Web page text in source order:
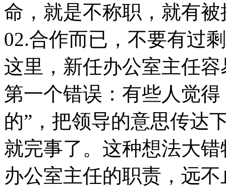
命，就是不称职，就有
02.合作而已，不要有过
这里，新任办公室主任
第一个错误：有些人觉
的”，把领导的意思传达
就完事了。这种想法大错
办公室主任的职责，远